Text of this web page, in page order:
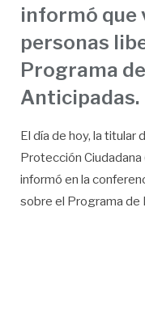
informó que
personas
Programa
Anticipadas.
El día de hoy, la titular
Protección Ciudadana
informó en la
sobre el Programa de